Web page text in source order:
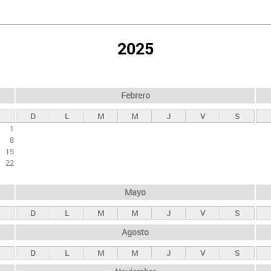
2025
1
8
15
22
Febrero
D L M M J V S
Mayo
D L M M J V S
Agosto
D L M M J V S